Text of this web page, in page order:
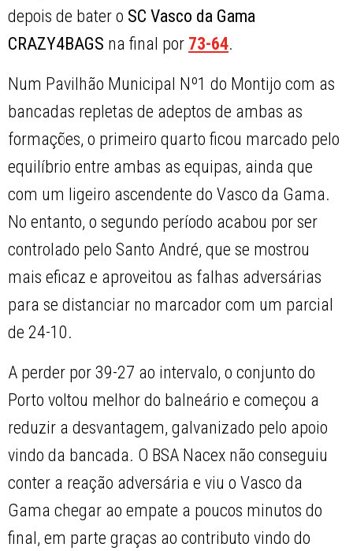
depois de bater o SC Vasco da Gama
CRAZY4BAGS na final por 73-64.
Num Pavilhão Municipal Nº1 do Montijo com as
bancadas repletas de adeptos de ambas as
formações, o primeiro quarto ficou marcado pelo
equilíbrio entre ambas as equipas, ainda que
com um ligeiro ascendente do Vasco da Gama.
No entanto, o segundo período acabou por ser
controlado pelo Santo André, que se mostrou
mais eficaz e aproveitou as falhas adversárias
para se distanciar no marcador com um parcial
de 24-10.
A perder por 39-27 ao intervalo, o conjunto do
Porto voltou melhor do balneário e começou a
reduzir a desvantagem, galvanizado pelo apoio
vindo da bancada. O BSA Nacex não conseguiu
conter a reação adversária e viu o Vasco da
Gama chegar ao empate a poucos minutos do
final, em parte graças ao contributo vindo do